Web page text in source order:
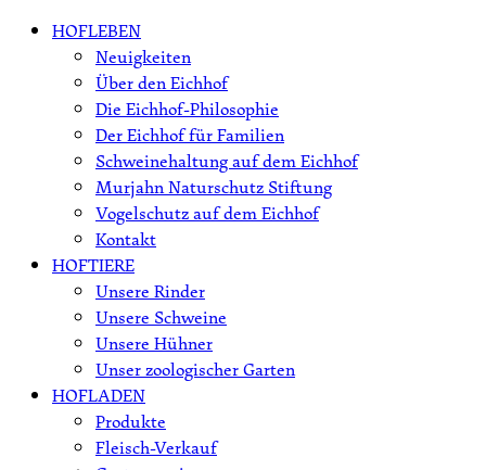
Skip HOFLEBEN
Neuigkeiten
Über den Eichhof
Die Eichhof-Philosophie
Der Eichhof für Familien
Schweinehaltung auf dem Eichhof
Murjahn Naturschutz Stiftung
Vogelschutz auf dem Eichhof
Kontakt
HOFTIERE
Unsere Rinder
Unsere Schweine
Unsere Hühner
Unser zoologischer Garten
HOFLADEN
Produkte
Fleisch-Verkauf